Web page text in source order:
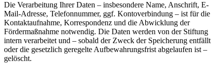
Die Verarbeitung Ihrer Daten – insbesondere Name, Anschrift, E-
Mail-Adresse, Telefonnummer, ggf. Kontoverbindung – ist für die
Kontaktaufnahme, Korrespondenz und die Abwicklung der
Fördermaßnahme notwendig. Die Daten werden von der Stiftung
intern verarbeitet und – sobald der Zweck der Speicherung entfällt
oder die gesetzlich geregelte Aufbewahrungsfrist abgelaufen ist –
gelöscht.